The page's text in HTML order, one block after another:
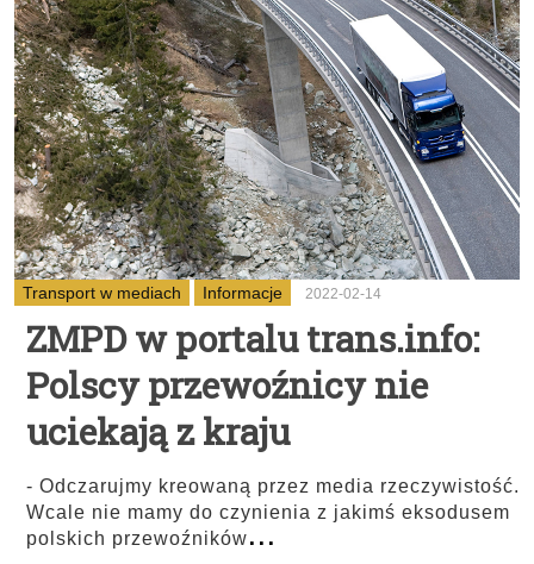
Transport w mediach Informacje 2022-02-14
ZMPD w portalu trans.info:
Polscy przewoźnicy nie
uciekają z kraju
- Odczarujmy kreowaną przez media rzeczywistość.
Wcale nie mamy do czynienia z jakimś eksodusem
polskich przewoźników...